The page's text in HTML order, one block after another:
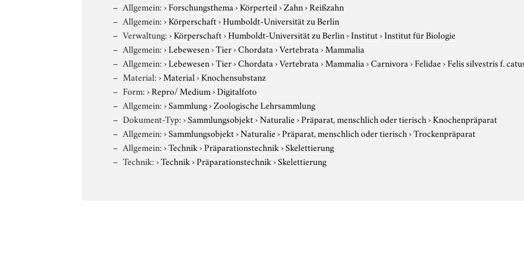
Allgemein:›Forschungsthema›Körperteil›Zahn›Reißzahn
Allgemein:›Körperschaft›Humboldt-Universität zu Berlin
Verwaltung:›Körperschaft›Humboldt-Universität zu Berlin›Institut›Institut für Biologie
Allgemein:›Lebewesen›Tier›Chordata›Vertebrata›Mammalia
Allgemein:›Lebewesen›Tier›Chordata›Vertebrata›Mammalia›Carnivora›Felidae›Felis silvestris f.
Material:›Material›Knochensubstanz
Form:›Repro/ Medium›Digitalfoto
Allgemein:›Sammlung›Zoologische Lehrsammlung
Dokument-Typ:›Sammlungsobjekt›Naturalie›Präparat, menschlich oder tierisch›Knochenpräparat
Allgemein:›Sammlungsobjekt›Naturalie›Präparat, menschlich oder tierisch›Trockenpräparat
Allgemein:›Technik›Präparationstechnik›Skelettierung
Technik:›Technik›Präparationstechnik›Skelettierung